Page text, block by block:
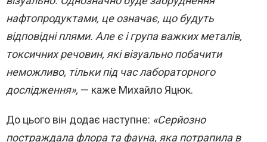
нафтопродуктами, це означає, що будуть
відповідні плями. Але є і група важких металів,
токсичних речовин, які візуально побачити
неможливо, тільки під час лабораторного
дослідження», — каже Михайло Яцюк.
До цього він додає наступне: «Серйозно
постраждала флора та фауна, яка потрапила в